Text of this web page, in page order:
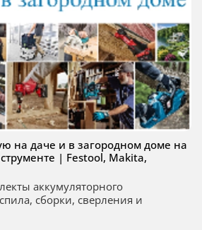
на даче и в загородном доме на
| Festool, Makita,
аккумуляторного
сборки, сверления и